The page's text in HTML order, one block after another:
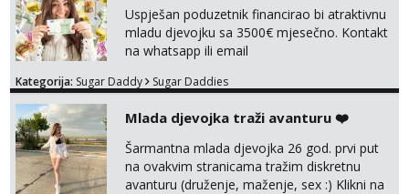
Uspješan poduzetnik financirao bi atraktivnu
mladu djevojku sa 3500€ mjesečno. Kontakt
na whatsapp ili email
Kategorija: Sugar Daddy Sugar Daddies
Mlada djevojka traži avanturu ❤️
Šarmantna mlada djevojka 26 god. prvi put
na ovakvim stranicama tražim diskretnu
avanturu (druženje, maženje, sex :) Klikni na